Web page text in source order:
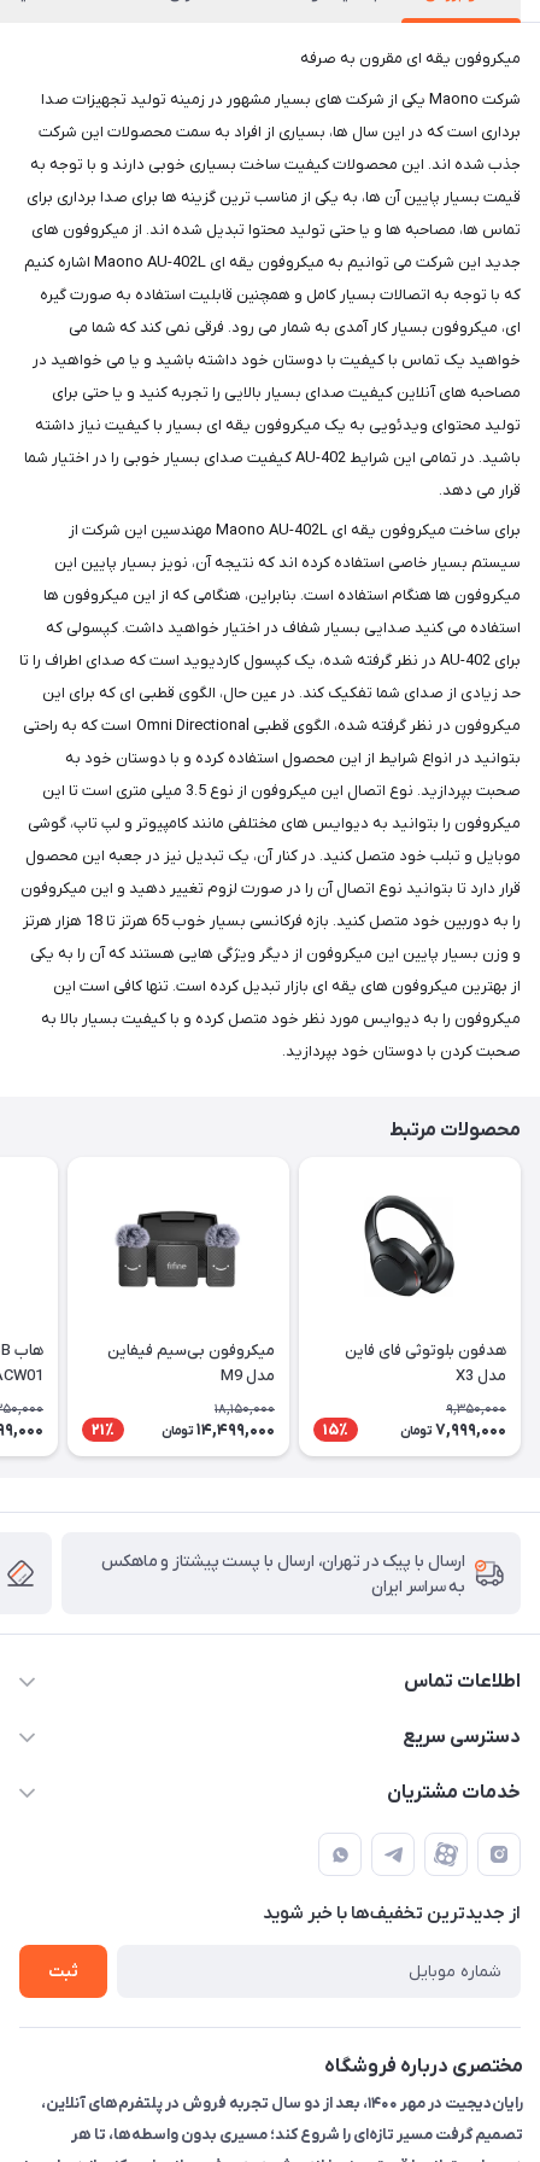
میکروفون یقه ای مقرون به صرفه
شرکت Maono یکی از شرکت های بسیار مشهور در زمینه تولید تجهیزات صدا
برداری است که در این سال ها، بسیاری از افراد به سمت محصولات این شرکت
جذب شده اند. این محصولات کیفیت ساخت بسیاری خوبی دارند و با توجه به
قیمت بسیار پایین آن ها، به یکی از مناسب ترین گزینه ها برای صدا برداری برای
تماس ها، مصاحبه ها و یا حتی تولید محتوا تبدیل شده اند. از میکروفون های
جدید این شرکت می توانیم به میکروفون یقه ای Maono AU-402L اشاره کنیم
که با توجه به اتصالات بسیار کامل و همچنین قابلیت استفاده به صورت گیره
ای، میکروفون بسیار کار آمدی به شمار می رود. فرقی نمی کند که شما می
خواهید یک تماس با کیفیت با دوستان خود داشته باشید و یا می خواهید در
مصاحبه های آنلاین کیفیت صدای بسیار بالایی را تجربه کنید و یا حتی برای
تولید محتوای ویدئویی به یک میکروفون یقه ای بسیار با کیفیت نیاز داشته
باشید. در تمامی این شرایط AU-402 کیفیت صدای بسیار خوبی را در اختیار شما
قرار می دهد.
برای ساخت میکروفون یقه ای Maono AU-402L مهندسین این شرکت از
سیستم بسیار خاصی استفاده کرده اند که نتیجه آن، نویز بسیار پایین این
میکروفون ها هنگام استفاده است. بنابراین، هنگامی که از این میکروفون ها
استفاده می کنید صدایی بسیار شفاف در اختیار خواهید داشت. کپسولی که
برای AU-402 در نظر گرفته شده، یک کپسول کاردیوید است که صدای اطراف را تا
حد زیادی از صدای شما تفکیک کند. در عین حال، الگوی قطبی ای که برای این
میکروفون در نظر گرفته شده، الگوی قطبی Omni Directional است که به راحتی
بتوانید در انواع شرایط از این محصول استفاده کرده و با دوستان خود به
صحبت بپردازید. نوع اتصال این میکروفون از نوع 3.5 میلی متری است تا این
میکروفون را بتوانید به دیوایس های مختلفی مانند کامپیوتر و لپ تاپ، گوشی
موبایل و تبلب خود متصل کنید. در کنار آن، یک تبدیل نیز در جعبه این محصول
قرار دارد تا بتوانید نوع اتصال آن را در صورت لزوم تغییر دهید و این میکروفون
را به دوربین خود متصل کنید. بازه فرکانسی بسیار خوب 65 هرتز تا 18 هزار هرتز
و وزن بسیار پایین این میکروفون از دیگر ویژگی هایی هستند که آن را به یکی
از بهترین میکروفون های یقه ای بازار تبدیل کرده است. تنها کافی است این
میکروفون را به دیوایس مورد نظر خود متصل کرده و با کیفیت بسیار بالا به
صحبت کردن با دوستان خود بپردازید.
محصولات مرتبط
هدفون بلوتوثی فای فاین
مدل X3
9,350,000
7,999,000 تومان 15٪
میکروفون بی‌سیم فیفاین
مدل M9
18,150,000
14,499,000 تومان 21٪
ارسال با پیک در تهران، ارسال با پست پیشتاز و ماهکس
به سراسر ایران
اطلاعات تماس
۰۲۱91095320 - 09120057355 - 09915561288
حضوری از قبل با پشتیبان های فروشگاه هماهنگ کنید)
دسترسی سریع
حساب کاربری
لیست محصولات
تماس با ما
خدمات مشتریان
قوانین و مقررات
حریم خصوصی
راهنما
از جدید‌ترین تخفیف‌ها با‌ خبر شوید
ثبت
مختصری درباره فروشگاه
رایان‌دیجیت در مهر ۱۴۰۰، بعد از دو سال تجربه فروش در پلتفرم‌های آنلاین،
تصمیم گرفت مسیر تازه‌ای را شروع کند؛ مسیری بدون واسطه‌ها، تا هر